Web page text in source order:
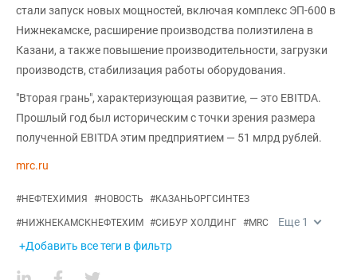
стали запуск новых мощностей, включая комплекс ЭП-600 в
Нижнекамске, расширение производства полиэтилена в
Казани, а также повышение производительности, загрузки
производств, стабилизация работы оборудования.
"Вторая грань", характеризующая развитие, — это EBITDA.
Прошлый год был историческим с точки зрения размера
полученной EBITDA этим предприятием — 51 млрд рублей.
mrc.ru
#НЕФТЕХИМИЯ #НОВОСТЬ #КАЗАНЬОРГСИНТЕЗ
#НИЖНЕКАМСКНЕФТЕХИМ #СИБУР ХОЛДИНГ #MRC Еще 1
+Добавить все теги в фильтр